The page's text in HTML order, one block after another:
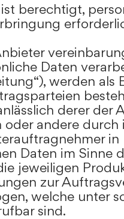
berechtigt,
Daten
werden als
derer der
oder andere
Daten im Sinne
jeweiligen
zur
welche unter
sind.